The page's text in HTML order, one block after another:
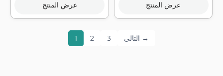
عرض المنتج عرض المنتج
1 2 3 التالي →